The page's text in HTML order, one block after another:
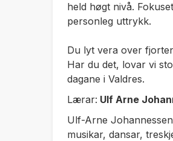
held høgt nivå.
personleg uttrykk.
Du lyt vera over
Har du det, lovar vi
dagane i Valdres.
Lærar: Ulf Arne
Ulf-Arne
musikar, dansar,